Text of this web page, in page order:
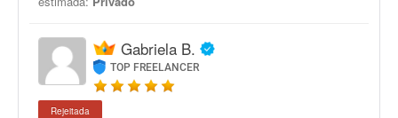
Gabriela B.
TOP FREELANCER
Rejeitada